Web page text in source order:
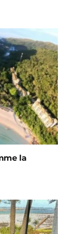
la